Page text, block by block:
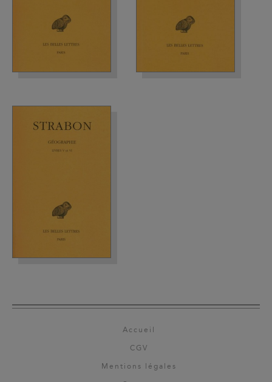
Accueil
CGV
Mentions légales